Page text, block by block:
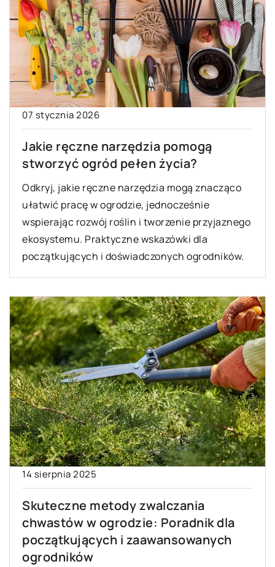
07 stycznia 2026
Jakie ręczne narzędzia pomogą
stworzyć ogród pełen życia?
Odkryj, jakie ręczne narzędzia mogą znacząco
ułatwić pracę w ogrodzie, jednocześnie
wspierając rozwój roślin i tworzenie przyjaznego
ekosystemu. Praktyczne wskazówki dla
początkujących i doświadczonych ogrodników.
14 sierpnia 2025
Skuteczne metody zwalczania
chwastów w ogrodzie: Poradnik dla
początkujących i zaawansowanych
ogrodników